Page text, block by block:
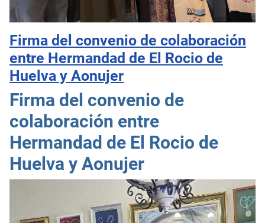
Firma del convenio de colaboración
entre Hermandad de El Rocio de
Huelva y Aonujer
Firma del convenio de
colaboración entre
Hermandad de El Rocio de
Huelva y Aonujer